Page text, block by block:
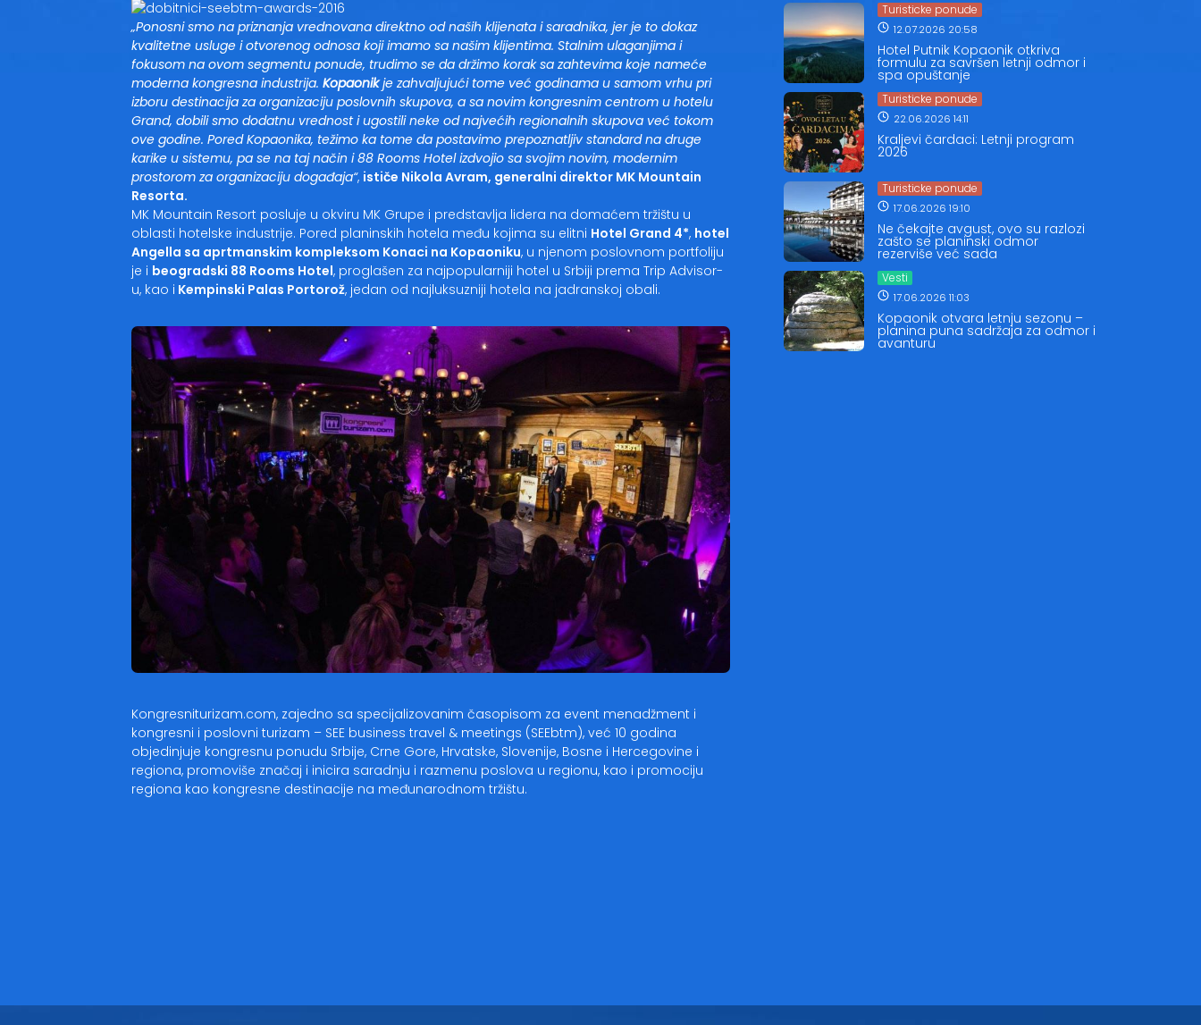
„Ponosni smo na priznanja vrednovana direktno od naših klijenata i saradnika, jer je to dokaz
kvalitetne usluge i otvorenog odnosa koji imamo sa našim klijentima. Stalnim ulaganjima i
fokusom na ovom segmentu ponude, trudimo se da držimo korak sa zahtevima koje nameće
moderna kongresna industrija. Kopaonikje zahvaljujući tome već godinama u samom vrhu pri
izboru destinacija za organizaciju poslovnih skupova, a sa novim kongresnim centrom u hotelu
Grand, dobili smo dodatnu vrednost i ugostili neke od najvećih regionalnih skupova već tokom
ove godine. Pored Kopaonika, težimo ka tome da postavimo prepoznatljiv standard na druge
karike u sistemu, pa se na taj način i 88 Rooms Hotel izdvojio sa svojim novim, modernim
prostorom za organizaciju događaja“, ističe Nikola Avram, generalni direktor MK Mountain
Resorta.
MK Mountain Resort posluje u okviru MK Grupe i predstavlja lidera na domaćem tržištu u
oblasti hotelske industrije. Pored planinskih hotela među kojima su elitni Hotel Grand 4*, hotel
Angella sa aprtmanskim kompleksom Konaci na Kopaoniku, u njenom poslovnom portfoliju
je i beogradski 88 Rooms Hotel, proglašen za najpopularniji hotel u Srbiji prema Trip Advisor-
u, kao i Kempinski Palas Portorož, jedan od najluksuzniji hotela na jadranskoj obali.
Kongresniturizam.com, zajedno sa specijalizovanim časopisom za event menadžment i
kongresni i poslovni turizam – SEE business travel & meetings (SEEbtm), već 10 godina
objedinjuje kongresnu ponudu Srbije, Crne Gore, Hrvatske, Slovenije, Bosne i Hercegovine i
regiona, promoviše značaj i inicira saradnju i razmenu poslova u regionu, kao i promociju
regiona kao kongresne destinacije na međunarodnom tržištu.
Turisticke ponude
12.07.2026 20:58
Hotel Putnik Kopaonik otkriva
formulu za savršen letnji odmor i
spa opuštanje
Turisticke ponude
22.06.2026 14:11
Kraljevi čardaci: Letnji program
2026
Turisticke ponude
17.06.2026 19:10
Ne čekajte avgust, ovo su razlozi
zašto se planinski odmor
rezerviše već sada
Vesti
17.06.2026 11:03
Kopaonik otvara letnju sezonu –
planina puna sadržaja za odmor i
avanturu